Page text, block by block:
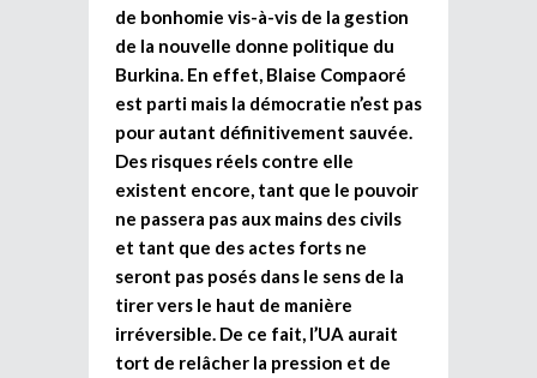
de bonhomie vis-à-vis de la gestion
de la nouvelle donne politique du
Burkina. En effet, Blaise Compaoré
est parti mais la démocratie n’est pas
pour autant définitivement sauvée.
Des risques réels contre elle
existent encore, tant que le pouvoir
ne passera pas aux mains des civils
et tant que des actes forts ne
seront pas posés dans le sens de la
tirer vers le haut de manière
irréversible. De ce fait, l’UA aurait
tort de relâcher la pression et de